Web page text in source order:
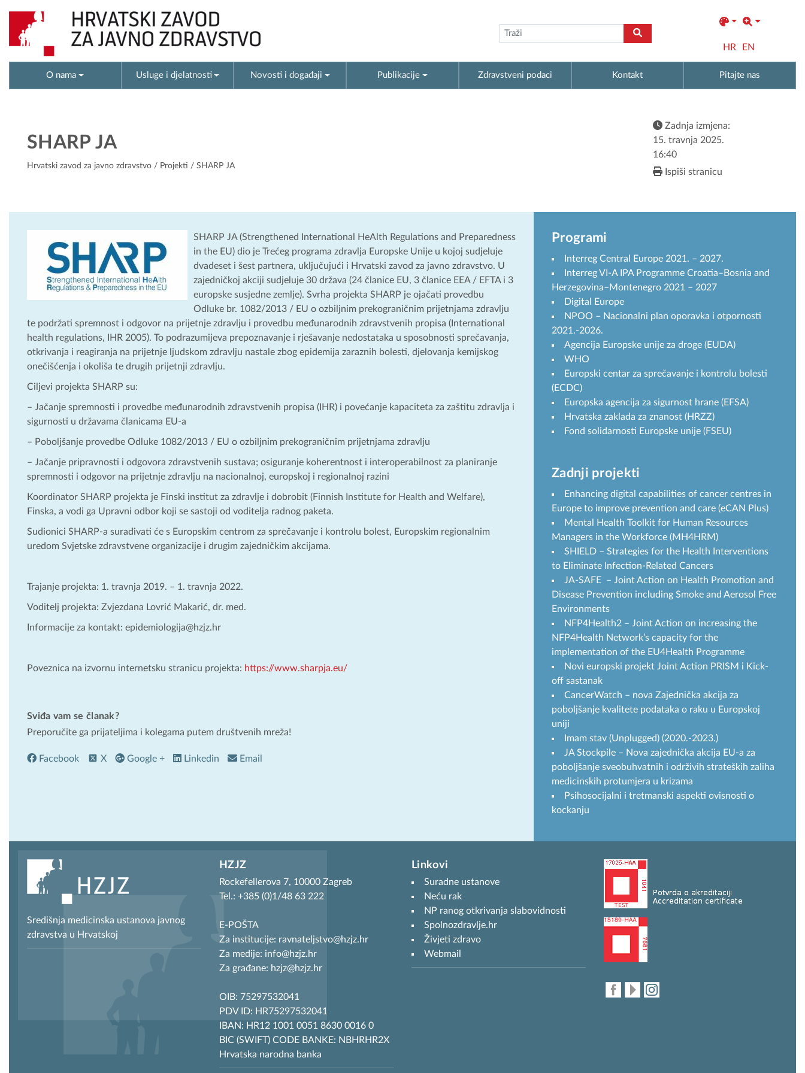
HR EN
O nama Usluge i djelatnosti Novosti i događaji Publikacije Zdravstveni podaci Kontakt Pitajte nas
SHARP JA
Hrvatski zavod za javno zdravstvo / Projekti / SHARP JA
Zadnja izmjena:
15. travnja 2025.
16:40
Ispiši stranicu
SHARP JA (Strengthened International HeAlth Regulations and Preparedness
in the EU) dio je Trećeg programa zdravlja Europske Unije u kojoj sudjeluje
dvadeset i šest partnera, uključujući i Hrvatski zavod za javno zdravstvo. U
zajedničkoj akciji sudjeluje 30 država (24 članice EU, 3 članice EEA / EFTA i 3
europske susjedne zemlje). Svrha projekta SHARP je ojačati provedbu
Odluke br. 1082/2013 / EU o ozbiljnim prekograničnim prijetnjama zdravlju
te podržati spremnost i odgovor na prijetnje zdravlju i provedbu međunarodnih zdravstvenih propisa (International
health regulations, IHR 2005). To podrazumijeva prepoznavanje i rješavanje nedostataka u sposobnosti sprečavanja,
otkrivanja i reagiranja na prijetnje ljudskom zdravlju nastale zbog epidemija zaraznih bolesti, djelovanja kemijskog
onečišćenja i okoliša te drugih prijetnji zdravlju.
Ciljevi projekta SHARP su:
– Jačanje spremnosti i provedbe međunarodnih zdravstvenih propisa (IHR) i povećanje kapaciteta za zaštitu zdravlja i
sigurnosti u državama članicama EU-a
– Poboljšanje provedbe Odluke 1082/2013 / EU o ozbiljnim prekograničnim prijetnjama zdravlju
– Jačanje pripravnosti i odgovora zdravstvenih sustava; osiguranje koherentnost i interoperabilnost za planiranje
spremnosti i odgovor na prijetnje zdravlju na nacionalnoj, europskoj i regionalnoj razini
Koordinator SHARP projekta je Finski institut za zdravlje i dobrobit (Finnish Institute for Health and Welfare),
Finska, a vodi ga Upravni odbor koji se sastoji od voditelja radnog paketa.
Sudionici SHARP-a surađivati će ​​s Europskim centrom za sprečavanje i kontrolu bolest, Europskim regionalnim
uredom Svjetske zdravstvene organizacije i drugim zajedničkim akcijama.
Trajanje projekta: 1. travnja 2019. – 1. travnja 2022.
Voditelj projekta: Zvjezdana Lovrić Makarić, dr. med.
Informacije za kontakt: epidemiologija@hzjz.hr
Poveznica na izvornu internetsku stranicu projekta: https://www.sharpja.eu/
Sviđa vam se članak?
Preporučite ga prijateljima i kolegama putem društvenih mreža!
Facebook X Google + Linkedin Email
Programi
Interreg Central Europe 2021. – 2027.
Interreg VI-A IPA Programme Croatia–Bosnia and
Herzegovina–Montenegro 2021 – 2027
Digital Europe
NPOO – Nacionalni plan oporavka i otpornosti
2021.-2026.
Agencija Europske unije za droge (EUDA)
WHO
Europski centar za sprečavanje i kontrolu bolesti
(ECDC)
Europska agencija za sigurnost hrane (EFSA)
Hrvatska zaklada za znanost (HRZZ)
Fond solidarnosti Europske unije (FSEU)
Zadnji projekti
Enhancing digital capabilities of cancer centres in
Europe to improve prevention and care (eCAN Plus)
Mental Health Toolkit for Human Resources
Managers in the Workforce (MH4HRM)
SHIELD – Strategies for the Health Interventions
to Eliminate Infection-Related Cancers
JA-SAFE – Joint Action on Health Promotion and
Disease Prevention including Smoke and Aerosol Free
Environments
NFP4Health2 – Joint Action on increasing the
NFP4Health Network’s capacity for the
implementation of the EU4Health Programme
Novi europski projekt Joint Action PRISM i Kick-
off sastanak
CancerWatch – nova Zajednička akcija za
poboljšanje kvalitete podataka o raku u Europskoj
uniji
Imam stav (Unplugged) (2020.-2023.)
JA Stockpile – Nova zajednička akcija EU-a za
poboljšanje sveobuhvatnih i održivih strateških zaliha
medicinskih protumjera u krizama
Psihosocijalni i tretmanski aspekti ovisnosti o
kockanju
Središnja medicinska ustanova javnog
zdravstva u Hrvatskoj
HZJZ
Rockefellerova 7, 10000 Zagreb
Tel.: +385 (0)1/48 63 222
E-POŠTA
Za institucije: ravnateljstvo@hzjz.hr
Za medije: info@hzjz.hr
Za građane: hzjz@hzjz.hr
OIB: 75297532041
PDV ID: HR75297532041
IBAN: HR12 1001 0051 8630 0016 0
BIC (SWIFT) CODE BANKE: NBHRHR2X
Hrvatska narodna banka
Linkovi
Suradne ustanove
Neću rak
NP ranog otkrivanja slabovidnosti
Spolnozdravlje.hr
Živjeti zdravo
Webmail